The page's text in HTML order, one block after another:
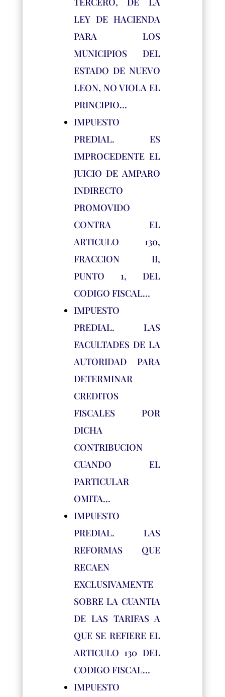
LEY DE HACIENDA
PARA LOS
MUNICIPIOS DEL
ESTADO DE NUEVO
LEON, NO VIOLA EL
PRINCIPIO…
IMPUESTO
PREDIAL. ES
IMPROCEDENTE EL
JUICIO DE AMPARO
INDIRECTO
PROMOVIDO
CONTRA EL
ARTICULO 130,
FRACCION II,
PUNTO 1, DEL
CODIGO FISCAL…
IMPUESTO
PREDIAL. LAS
FACULTADES DE LA
AUTORIDAD PARA
DETERMINAR
CREDITOS
FISCALES POR
DICHA
CONTRIBUCION
CUANDO EL
PARTICULAR
OMITA…
IMPUESTO
PREDIAL. LAS
REFORMAS QUE
RECAEN
EXCLUSIVAMENTE
SOBRE LA CUANTIA
DE LAS TARIFAS A
QUE SE REFIERE EL
ARTICULO 130 DEL
CODIGO FISCAL…
IMPUESTO